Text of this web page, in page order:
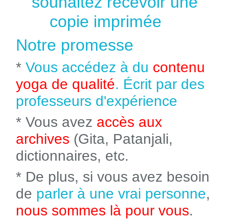
copie imprimée
Notre promesse
* Vous accédez à du contenu
yoga de qualité. Écrit par des
professeurs d'expérience
* Vous avez accès aux
archives (Gita, Patanjali,
dictionnaires, etc.
* De plus, si vous avez besoin
de parler à une vrai personne,
nous sommes là pour vous.